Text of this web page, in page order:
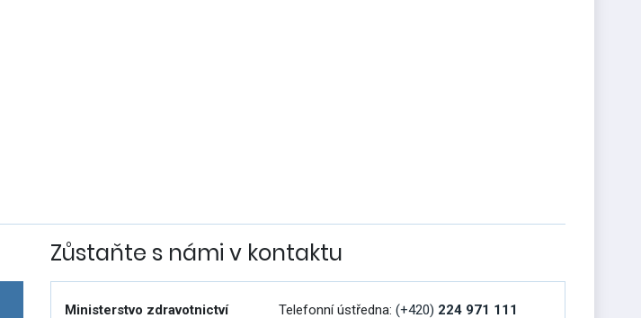
Zůstaňte s námi v kontaktu
Ministerstvo zdravotnictví
Telefonní ústředna: (+420) 224 971 111